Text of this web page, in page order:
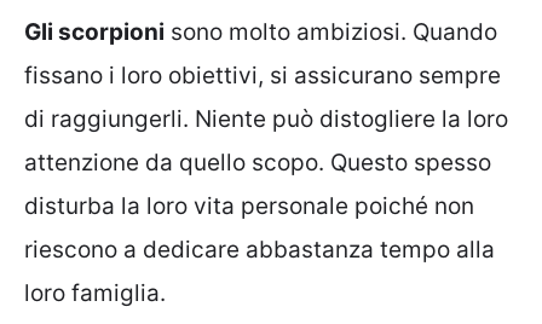
Gli scorpioni sono molto ambiziosi. Quando
fissano i loro obiettivi, si assicurano sempre
di raggiungerli. Niente può distogliere la loro
attenzione da quello scopo. Questo spesso
disturba la loro vita personale poiché non
riescono a dedicare abbastanza tempo alla
loro famiglia.